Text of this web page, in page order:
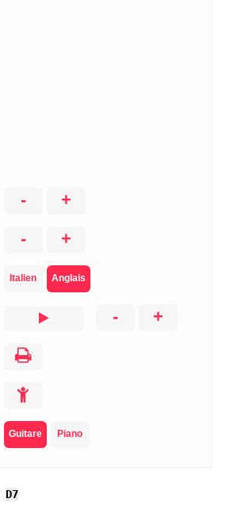
- +
- +
Italien Anglais
- +
Guitare Piano
D7